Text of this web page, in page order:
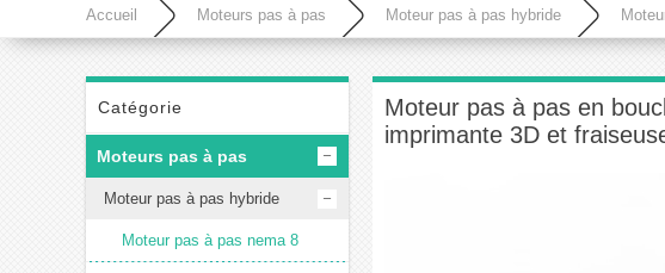
Accueil Moteurs pas à pas Moteur pas à pas hybride
Catégorie
Moteurs pas à pas
Moteur pas à pas hybride
Moteur pas à pas nema 8
Moteur pas à pas en
imprimante 3D et